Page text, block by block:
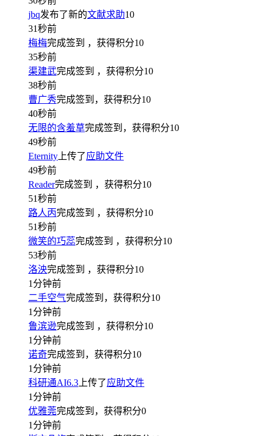
jbq发布了新的文献求助10
31秒前
梅梅完成签到 ，获得积分10
35秒前
渠建武完成签到 ，获得积分10
38秒前
曹广秀完成签到，获得积分10
40秒前
无限的含羞草完成签到，获得积分10
49秒前
Eternity上传了 应助文件
49秒前
Reader完成签到 ，获得积分10
51秒前
路人丙完成签到 ，获得积分10
51秒前
微笑的巧蕊完成签到 ，获得积分10
53秒前
洛泱完成签到 ，获得积分10
1分钟前
二手空气完成签到，获得积分10
1分钟前
鲁滨逊完成签到 ，获得积分10
1分钟前
诺奇完成签到，获得积分10
1分钟前
科研通AI6.3上传了 应助文件
1分钟前
优雅莞完成签到，获得积分0
1分钟前